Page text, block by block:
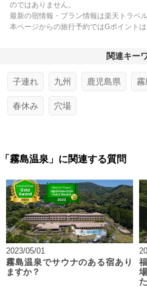
のではありません。
最新の宿情報・プラン情報は楽天トラベ
本ページからの旅行予約ではGポイントは
関連キー
子連れ 九州 鹿児島県 霧
春休み 穴場
「霧島温泉」に関連する質問
2023/05/01
霧島温泉でサウナのある宿あり
ますか？